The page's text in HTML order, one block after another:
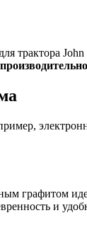
трактора
графитом
и